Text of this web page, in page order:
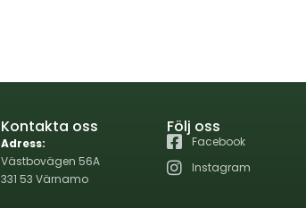
Kontakta oss
Adress:
Västbovägen 56A
331 53 Värnamo
Följ oss
Facebook
Instagram